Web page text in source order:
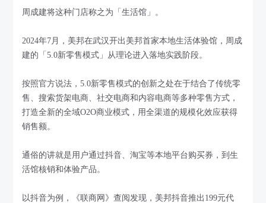
周成建将这种门店称之为「生活馆」。
2024年7月，美邦在武汉开出美邦首家本地生活体验馆，周成
建的「5.0新零售模式」从理论进入落地实践阶段。
按照官方说法，5.0新零售模式的创新之处在于结合了传统零
售、搜索货架电商、社交电商和内容电商等多种零售方式，
打造全新的全域O2O商业模式，用全渠道的规模化效应获得
销售额。
通俗的讲就是用户通过抖音、淘宝等本地平台购买券，到生
活馆核销和体验产品。
以抖音为例，《联商网》查阅发现，美邦抖音推出199元代